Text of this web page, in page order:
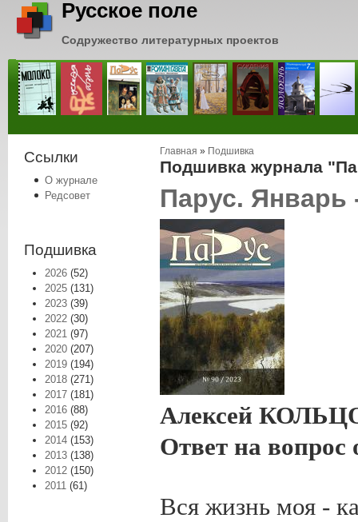
Русское поле
Содружество литературных проектов
Ссылки
О журнале
Редсовет
Подшивка
2026 (52)
2025 (131)
2023 (39)
2022 (30)
2021 (97)
2020 (207)
2019 (194)
2018 (271)
2017 (181)
2016 (88)
2015 (92)
2014 (153)
2013 (138)
2012 (150)
2011 (61)
Вы здесь
Главная » Подшивка
Подшивка журнала
Парус. Январь
Алексей
Ответ на вопрос
Вся жизнь моя -